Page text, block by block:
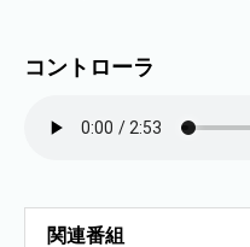
コントローラ
関連番組